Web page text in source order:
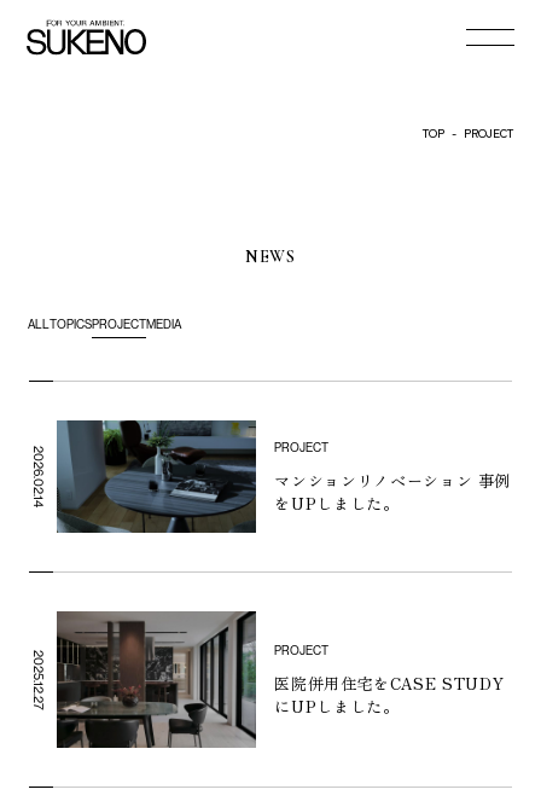
TOP - PROJECT
NEWS
ALLTOPICSPROJECTMEDIA
2026.02.14 PROJECT
マンションリノベーション 事例
をUPしました。
2025.12.27 PROJECT
医院併用住宅をCASE STUDY
にUPしました。